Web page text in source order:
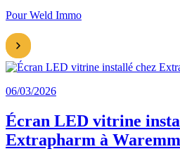
Pour Weld Immo
06/03/2026
Écran LED vitrine
Extrapharm à